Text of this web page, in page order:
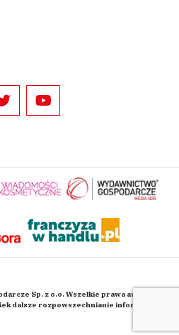
Sp. z o.o. Wszelkie prawa autorskie
dalsze rozpowszechnianie informacji i